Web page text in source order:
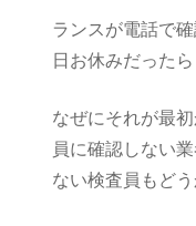
ランスが電話で
日お休みだったら
なぜにそれが最
員に確認しない
ない検査員もどう